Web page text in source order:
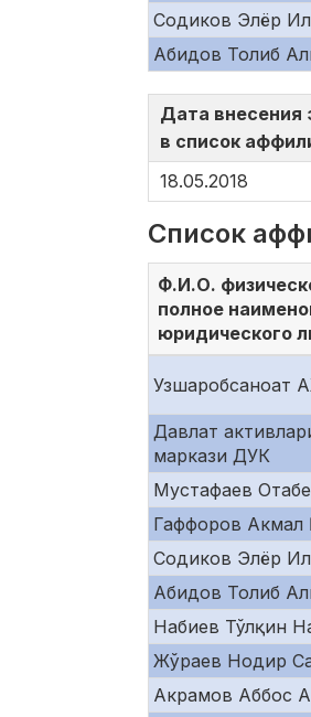
Содиков Элёр
Абидов Толиб
Дата внесения
в список
18.05.2018
Список
Ф.И.О.
полное
юридического
Узшаробсаноат
Давлат
маркази ДУК
Мустафаев
Гаффоров Акмал
Содиков Элёр
Абидов Толиб
Набиев Тўлқин
Жўраев Нодир
Акрамов Аббос